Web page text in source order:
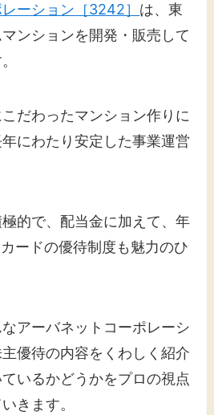
ーション［3242］ は、東
ンションを開発・販売して
だわったマンション作りに
にわたり安定した事業運営
的で、配当金に加えて、年
ードの優待制度も魅力のひ
アーバネットコーポレーシ
優待の内容をくわしく紹介
いるかどうかをプロの視点
きます。